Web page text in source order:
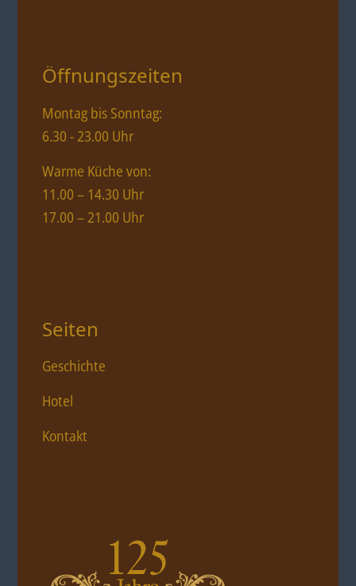
Öffnungszeiten
Montag bis Sonntag:
6.30 - 23.00 Uhr
Warme Küche von:
11.00 – 14.30 Uhr
17.00 – 21.00 Uhr
Seiten
Geschichte
Hotel
Kontakt